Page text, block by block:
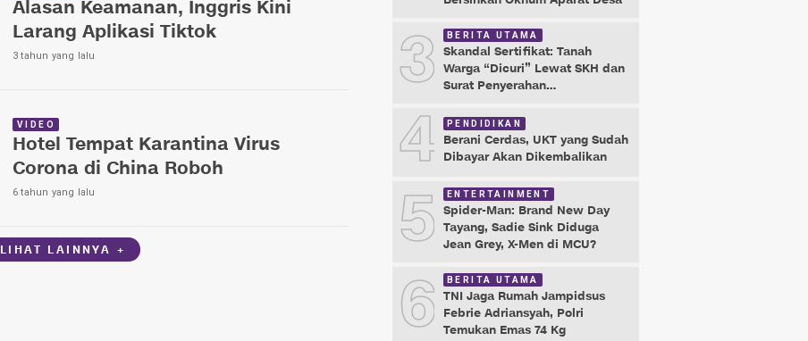
Alasan Keamanan, Inggris Kini
Larang Aplikasi Tiktok
3 tahun yang lalu
VIDEO
Hotel Tempat Karantina Virus
Corona di China Roboh
6 tahun yang lalu
LIHAT LAINNYA +
3 BERITA UTAMA
Skandal Sertifikat: Tanah
Warga “Dicuri” Lewat SKH dan
Surat Penyerahan
4 PENDIDIKAN
Berani Cerdas, UKT yang Sudah
Dibayar Akan Dikembalikan
5 ENTERTAINMENT
Spider-Man: Brand New Day
Tayang, Sadie Sink Diduga
Jean Grey, X-Men di MCU?
6 BERITA UTAMA
TNI Jaga Rumah Jampidsus
Febrie Adriansyah, Polri
Temukan Emas 74 Kg